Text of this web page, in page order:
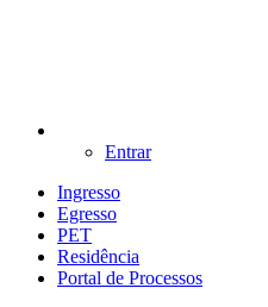
Entrar
Ingresso
Egresso
PET
Residência
Portal de Processos